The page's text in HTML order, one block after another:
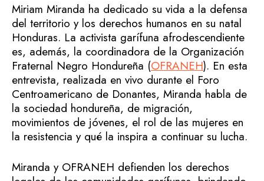
Miriam Miranda ha dedicado su vida a la defensa
del territorio y los derechos humanos en su natal
Honduras. La activista garífuna afrodescendiente
es, además, la coordinadora de la Organización
Fraternal Negro Hondureña (OFRANEH). En esta
entrevista, realizada en vivo durante el Foro
Centroamericano de Donantes, Miranda habla de
la sociedad hondureña, de migración,
movimientos de jóvenes, el rol de las mujeres en
la resistencia y qué la inspira a continuar su lucha.
Miranda y OFRANEH defienden los derechos